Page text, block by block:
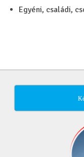
Egyéni, családi,